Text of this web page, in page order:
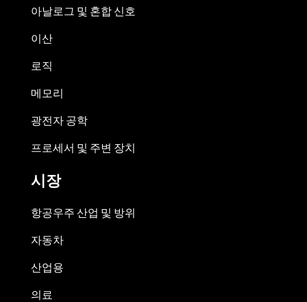
아날로그 및 혼합 신호
이산
로직
메모리
광전자 공학
프로세서 및 주변 장치
시장
항공우주 산업 및 방위
자동차
산업용
의료